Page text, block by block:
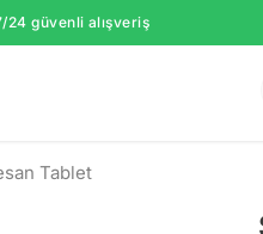
24 güvenli alışveriş
Tablet